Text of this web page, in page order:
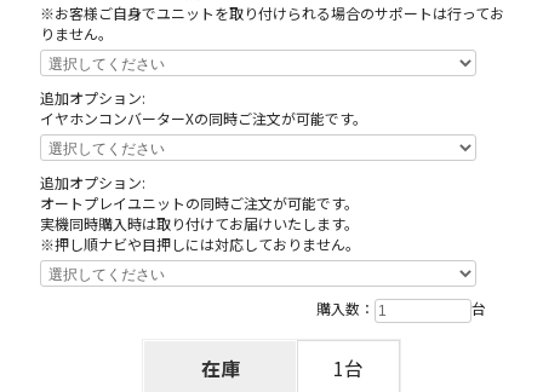
※お客様ご自身でユニットを取り付けられる場合のサポートは行ってお
りません。
追加オプション:
イヤホンコンバーターXの同時ご注文が可能です。
追加オプション:
オートプレイユニットの同時ご注文が可能です。
実機同時購入時は取り付けてお届けいたします。
※押し順ナビや目押しには対応しておりません。
購入数： 台
在庫 1台